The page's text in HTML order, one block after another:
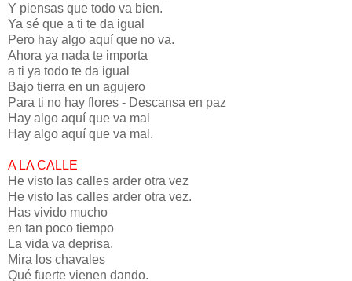
Y piensas que todo va bien.
Ya sé que a ti te da igual
Pero hay algo aquí que no va.
Ahora ya nada te importa
a ti ya todo te da igual
Bajo tierra en un agujero
Para ti no hay flores - Descansa en paz
Hay algo aquí que va mal
Hay algo aquí que va mal.
A LA CALLE
He visto las calles arder otra vez
He visto las calles arder otra vez.
Has vivido mucho
en tan poco tiempo
La vida va deprisa.
Mira los chavales
Qué fuerte vienen dando.